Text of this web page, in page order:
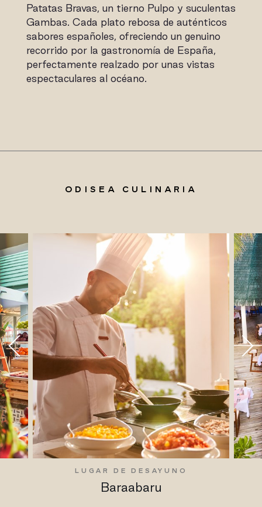
Patatas Bravas, un tierno Pulpo y suculentas
Gambas. Cada plato rebosa de auténticos
sabores españoles, ofreciendo un genuino
recorrido por la gastronomía de España,
perfectamente realzado por unas vistas
espectaculares al océano.
ODISEA CULINARIA
LUGAR DE DESAYUNO
Baraabaru